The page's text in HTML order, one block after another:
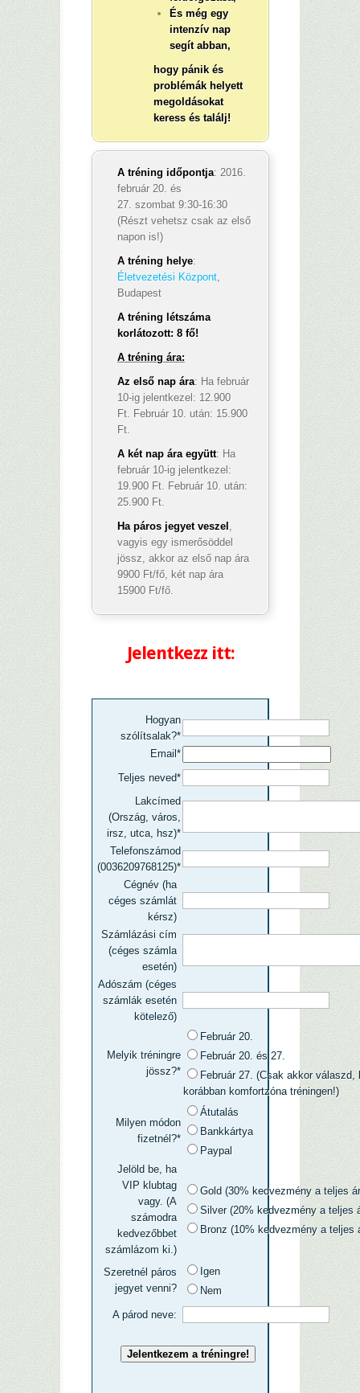
És még egy
intenzív nap
segít abban,
hogy pánik és
problémák helyett
megoldásokat
keress és találj!
A tréning időpontja: 2016.
február 20. és
27. szombat 9:30-16:30
(Részt vehetsz csak az első
napon is!)
A tréning helye:
Életvezetési Központ
Budapest
A tréning létszáma
korlátozott: 8 fő!
A tréning ára:
Az első nap ára: Ha február
10-ig jelentkezel: 12.900
Ft. Február 10. után: 15.900
Ft.
A két nap ára együtt: Ha
február 10-ig jelentkezel:
19.900 Ft. Február 10. után:
25.900 Ft.
Ha páros jegyet veszel
vagyis egy ismerősöddel
jössz, akkor az első nap ára
9900 Ft/fő, két nap ára
15900 Ft/fő.
Jelentkezz itt:
Hogyan
szólítsalak?*
Email*
Teljes neved*
Lakcímed
(Ország, város,
irsz, utca, hsz)*
Telefonszámod
(0036209768125)*
Cégnév (ha
céges számlát
kérsz)
Számlázási cím
(céges számla
esetén)
Adószám (céges
számlák esetén
kötelező)
Melyik tréningre
jössz?*
Február 20.
Február 20. és 27.
Február 27. (Csak akkor válaszd,
korábban komfortzóna tréningen!)
Milyen módon
fizetnél?*
Átutalás
Bankkártya
Paypal
Jelöld be, ha
VIP klubtag
vagy. (A
számodra
kedvezőbbet
számlázom ki.)
Gold (30% kedvezmény a teljes
Silver (20% kedvezmény a teljes
Bronz (10% kedvezmény a teljes
Szeretnél páros
jegyet venni?
Igen
Nem
A párod neve: